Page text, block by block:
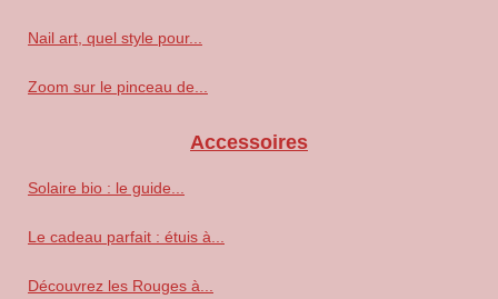
Nail art, quel style pour...
Zoom sur le pinceau de...
Accessoires
Solaire bio : le guide...
Le cadeau parfait : étuis à...
Découvrez les Rouges à...